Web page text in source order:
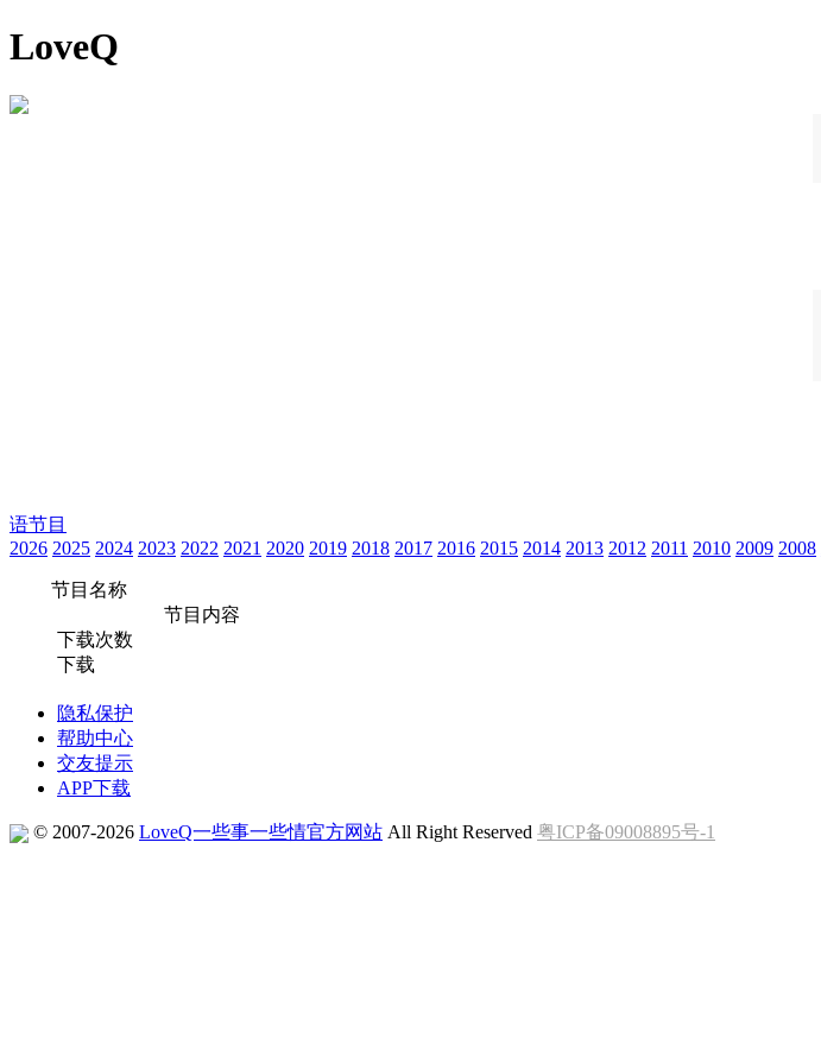
LoveQ
语节目
2026 2025 2024 2023 2022 2021 2020 2019 2018 2017 2016 2015 2014 2013 2012 2011 2010 2009 2008
节目名称
节目内容
下载次数
下载
隐私保护
帮助中心
交友提示
APP下载
© 2007-2026 LoveQ一些事一些情官方网站 All Right Reserved 粤ICP备09008895号-1